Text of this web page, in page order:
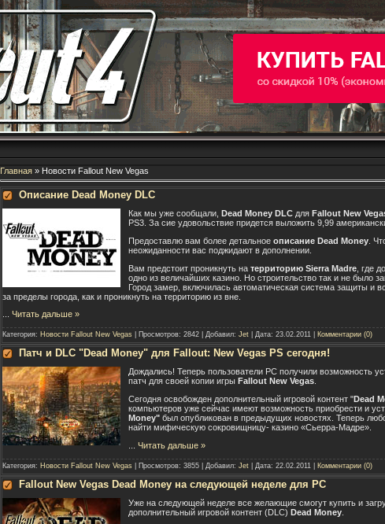
Главная » Новости Fallout New Vegas
Описание Dead Money DLC
Как мы уже сообщали, Dead Money DLC для Fallout New
PS3. За сие удовольствие придется выложить 9,99
Предоставлю вам более детальное описание Dead Money .
неожиданности вас поджидают в дополнении.
Вам предстоит проникнуть на территорию Sierra Madre , где
одно из величайших казино. Но строительство так и не было
Город замер, включилась автоматическая система защиты и
за пределы города, как и проникнуть на территорию из вне.
Читать дальше »
Категория: Новости Fallout New Vegas | Просмотров: 2842 | Добавил: Jet | Дата: 23.02.2011 Комментарии (0)
Патч и DLC "Dead Money" для Fallout: New Vegas PS сегодня!
Дождались! Теперь пользователи PC получили возможность
патч для своей копии игры Fallout New Vegas
Сегодня освобожден дополнительный игровой контент "Dead
компьютеров уже сейчас имеют возможность приобрести и
Money" был опубликован в предыдущих новостях. Теперь
найти мифическую сокровищницу- казино «Сьерра-Мадре».
Читать дальше »
Категория: Новости Fallout New Vegas | Просмотров: 3855 | Добавил: Jet | Дата: 22.02.2011 Комментарии (0)
Fallout New Vegas Dead Money на следующей неделе для PC
Уже на следующей неделе все желающие смогут купить и
дополнительный игровой контент (DLC) Dead Money